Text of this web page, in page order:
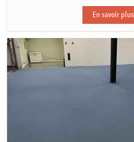
En savoir plus